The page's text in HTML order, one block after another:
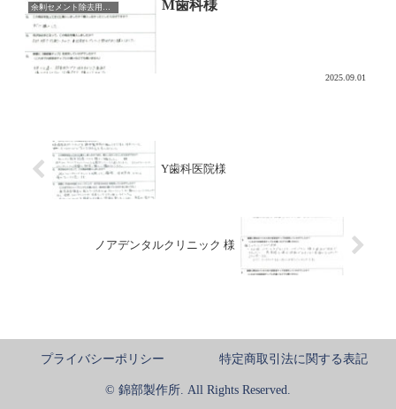
余剰セメント除去用チップ CEMENTORU M歯科様
2025.09.01
Y歯科医院様
ノアデンタルクリニック 様
プライバシーポリシー 特定商取引法に関する表記
© 錦部製作所. All Rights Reserved.